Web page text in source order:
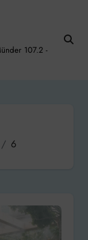
107.2 -
6